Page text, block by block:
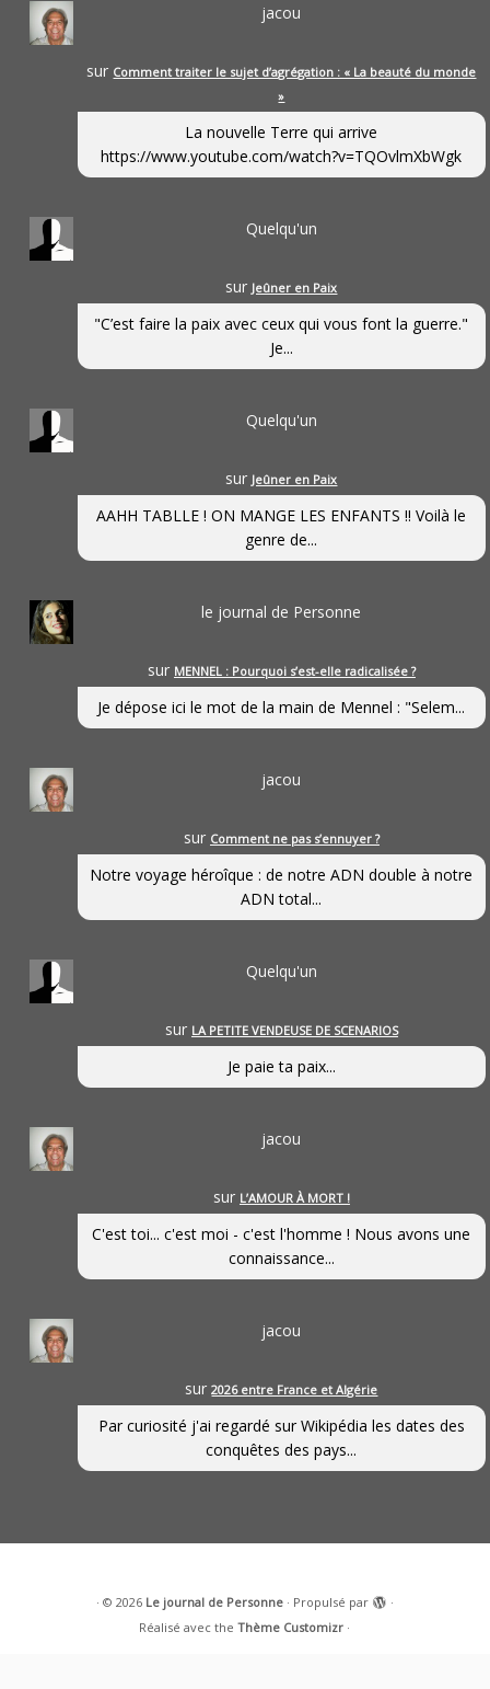
jacou
sur Comment traiter le sujet d’agrégation : « La beauté du monde
»
La nouvelle Terre qui arrive
https://www.youtube.com/watch?v=TQOvlmXbWgk
Quelqu'un
sur Jeûner en Paix
"C’est faire la paix avec ceux qui vous font la guerre."
Je...
Quelqu'un
sur Jeûner en Paix
AAHH TABLLE ! ON MANGE LES ENFANTS !! Voilà le
genre de...
le journal de Personne
sur MENNEL : Pourquoi s’est-elle radicalisée ?
Je dépose ici le mot de la main de Mennel : "Selem...
jacou
sur Comment ne pas s’ennuyer ?
Notre voyage héroîque : de notre ADN double à notre
ADN total...
Quelqu'un
sur LA PETITE VENDEUSE DE SCENARIOS
Je paie ta paix...
jacou
sur L’AMOUR À MORT !
C'est toi... c'est moi - c'est l'homme ! Nous avons une
connaissance...
jacou
sur2026 entre France et Algérie
Par curiosité j'ai regardé sur Wikipédia les dates des
conquêtes des pays...
· © 2026 Le journal de Personne· Propulsé par
·
Réalisé avec theThème Customizr ·